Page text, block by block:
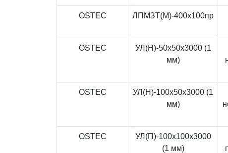
OSTEC ЛПМЗТ(М)-400x100пр
OSTEC
УЛ(Н)-50x50x3000 (1
мм)
OSTEC
УЛ(Н)-100x50x3000 (1
мм)
OSTEC
УЛ(П)-100x100x3000
(1 мм)